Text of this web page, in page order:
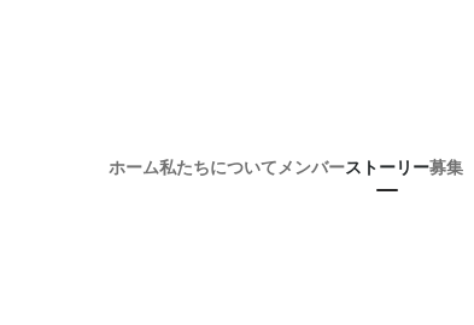
ホーム私たちについて メンバーストーリー募集